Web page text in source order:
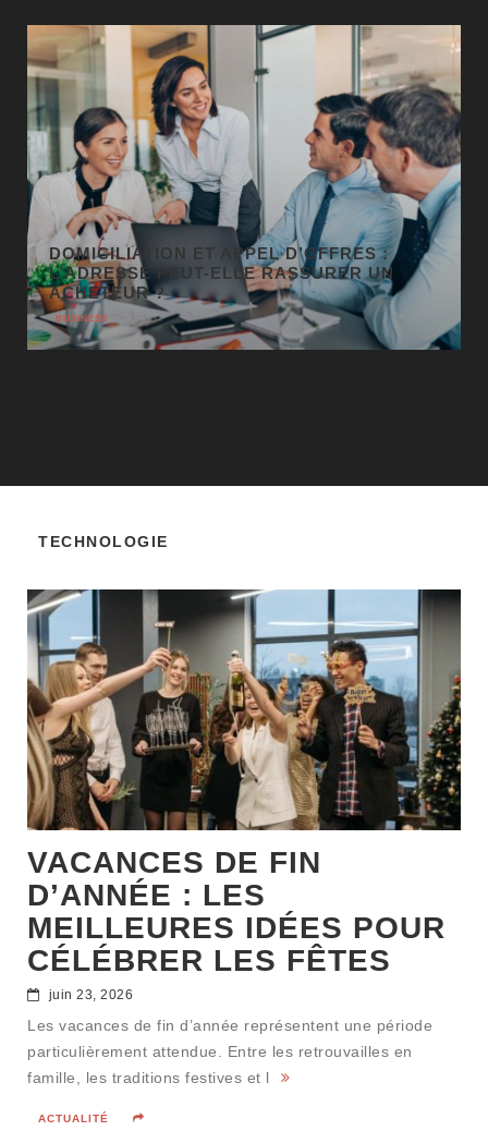
GÉO SEO : UN LEVIER
INCONTOURNABLE POUR LA VISIBILITÉ
LOCALE
BUSINESS
TECHNOLOGIE
VACANCES DE FIN
D’ANNÉE : LES
MEILLEURES IDÉES POUR
CÉLÉBRER LES FÊTES
juin 23, 2026
Les vacances de fin d’année représentent une période
particulièrement attendue. Entre les retrouvailles en
famille, les traditions festives et l
ACTUALITÉ